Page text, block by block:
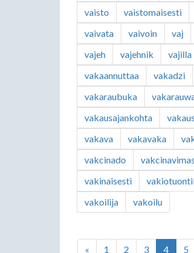
vaisto
vaistomaisesti
vaivata
vaivoin vaj
vajeh
vajehnik vajilla
vakaannuttaa
vakadzi
vakaraubuka
vakausajankohta
vakava
vakavaka
vakcinado
vakcinavimas
vakinaisesti
vakoilija
vakoilu
« 1 2 3 4 5